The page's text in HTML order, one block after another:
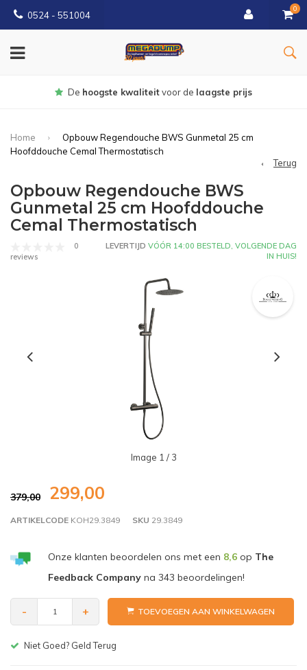
0524 - 551004
0
Gratisbezorgd vanaf €150
Home
Opbouw Regendouche BWS Gunmetal 25 cm
Hoofddouche Cemal Thermostatisch
Terug
Opbouw Regendouche BWS
Gunmetal 25 cm Hoofddouche
Cemal Thermostatisch
0
reviews
LEVERTIJD VÓÓR 14:00 BESTELD, VOLGENDE DAG
IN HUIS!
Image 1 / 3
379,00 299,00
ARTIKELCODE KOH29.3849 SKU 29.3849
Onze klanten beoordelen ons met een 8,6op The
Feedback Companyna 343 beoordelingen!
- + TOEVOEGEN AAN WINKELWAGEN
Gratis bezorgen v.a. € 150,-(NL)